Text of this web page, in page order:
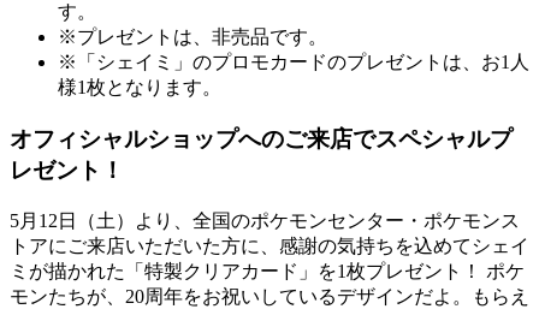
す。
※プレゼントは、非売品です。
※「シェイミ」のプロモカードのプレゼントは、お1人
様1枚となります。
オフィシャルショップへのご来店でスペシャルプ
レゼント！
5月12日（土）より、全国のポケモンセンター・ポケモンス
トアにご来店いただいた方に、感謝の気持ちを込めてシェイ
ミが描かれた「特製クリアカード」を1枚プレゼント！ ポケ
モンたちが、20周年をお祝いしているデザインだよ。もらえ